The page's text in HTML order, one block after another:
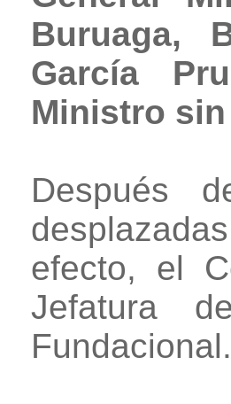
Buruaga,
García
Ministro sin
Después
efecto, el
Jefatura
Fundacional.